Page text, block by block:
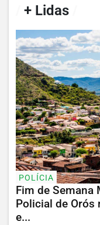
+ Lidas
POLÍCIA
Fim de Semana
Policial de Orós
e...